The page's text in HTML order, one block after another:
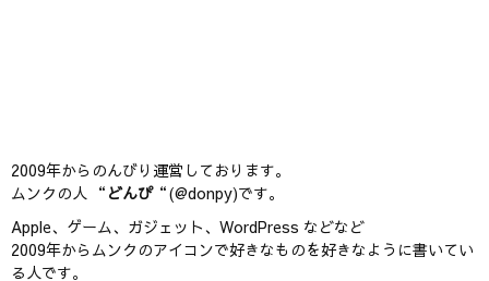
2009年からのんびり運営しております。
ムンクの人 “ どんぴ“(@donpy)です。
Apple、ゲーム、ガジェット、WordPress などなど
2009年からムンクのアイコンで好きなものを好きなように書いてい
る人です。